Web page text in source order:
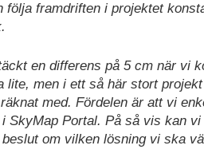
följa framdriften i projektet
en differens på 5 cm när vi
lite, men i ett så här stort
med. Fördelen är att vi
SkyMap Portal. På så vis kan
om vilken lösning vi ska